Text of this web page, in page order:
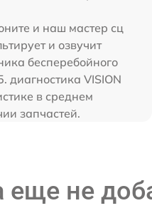
и наш мастер сц
и озвучит
бесперебойного
диагностика VISION
в среднем
запчастей.
не